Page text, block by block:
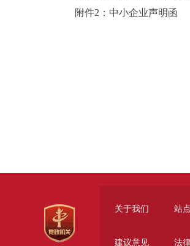
附件2：中小企业声明函
关于我们 站
建议意见 法